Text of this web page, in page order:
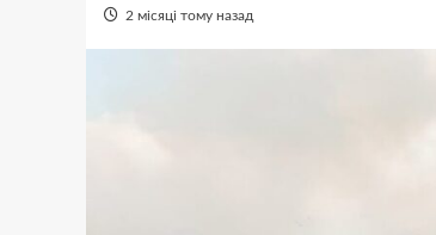
2 місяці тому назад